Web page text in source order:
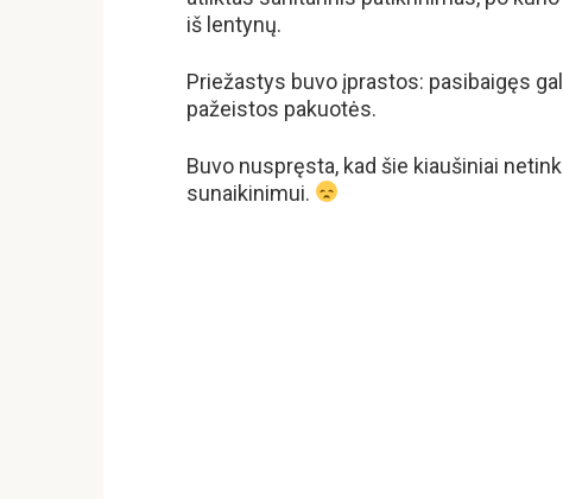
iš lentynų.
Priežastys buvo įprastos: pasibaigęs
pažeistos pakuotės.
Buvo nuspręsta, kad šie kiaušiniai
sunaikinimui.